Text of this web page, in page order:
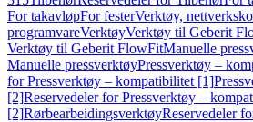
For takavløpFor festerVerktøy,
programvareVerktøyVerktøy til Geberit
Verktøy til Geberit FlowFitManuelle
Manuelle pressverktøyPressverktøy –
for Pressverktøy – kompatibilitet [1]
[2]Reservedeler for Pressverktøy –
[2]RørbearbeidingsverktøyReservedeler